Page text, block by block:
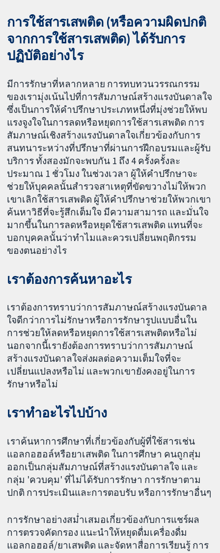
การใช้สารเสพติด (หรือความผิดปกติ
จากการใช้สารเสพติด) ได้รับการ
ปฏิบัติอย่างไร
มีการรักษาที่หลากหลาย การทบทวนวรรณกรรม
ของเรามุ่งเน้นไปที่การสัมภาษณ์สร้างแรงบันดาลใจ
ซึ่งเป็นการให้คำปรึกษาประเภทหนึ่งที่มุ่งช่วยให้พบ
แรงจูงใจในการลดหรือหยุดการใช้สารเสพติด การ
สัมภาษณ์เชิงสร้างแรงบันดาลใจเกี่ยวข้องกับการ
สนทนาระหว่างที่ปรึกษาที่ผ่านการฝึกอบรมและผู้รับ
บริการ ทั้งสองมักจะพบกัน 1 ถึง 4 ครั้งครั้งละ
ประมาณ 1 ชั่วโมง ในช่วงเวลา ผู้ให้คำปรึกษาจะ
ช่วยให้บุคคลนั้นสำรวจสาเหตุที่ขัดขวางไม่ให้พวก
เขาเลิกใช้สารเสพติด ผู้ให้คำปรึกษาช่วยให้พวกเขา
ค้นหาวิธีที่จะรู้สึกเต็มใจ มีความสามารถ และมั่นใจ
มากขึ้นในการลดหรือหยุดใช้สารเสพติด แทนที่จะ
บอกบุคคลนั้นว่าทำไมและควรเปลี่ยนพฤติกรรม
ของตนอย่างไร
เราต้องการค้นหาอะไร
เราต้องการทราบว่าการสัมภาษณ์สร้างแรงบันดาล
ใจดีกว่าการไม่รักษาหรือการรักษารูปแบบอื่นใน
การช่วยให้ลดหรือหยุดการใช้สารเสพติดหรือไม่
นอกจากนี้เรายังต้องการทราบว่าการสัมภาษณ์
สร้างแรงบันดาลใจส่งผลต่อความเต็มใจที่จะ
เปลี่ยนแปลงหรือไม่ และพวกเขายังคงอยู่ในการ
รักษาหรือไม่
เราทำอะไรไปบ้าง
เราค้นหาการศึกษาที่เกี่ยวข้องกับผู้ที่ใช้สารเช่น
แอลกอฮอล์หรือยาเสพติด ในการศึกษา คนถูกสุ่ม
ออกเป็นกลุ่มสัมภาษณ์ที่สร้างแรงบันดาลใจ และ
กลุ่ม 'ควบคุม' ที่ไม่ได้รับการรักษา การรักษาตาม
ปกติ การประเมินและการตอบรับ หรือการรักษาอื่นๆ
การรักษาอย่างสม่ำเสมอเกี่ยวข้องกับการแชร์ผล
การตรวจคัดกรอง แนะนำให้หยุดดื่มเครื่องดื่ม
แอลกอฮอล์/ยาเสพติด และจัดหาสื่อการเรียนรู้ การ